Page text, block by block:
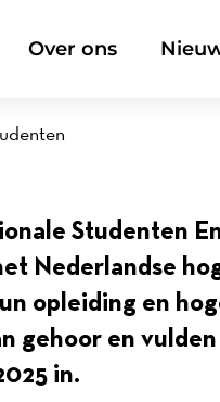
Over ons
Studenten
Nederlandse
opleiding en
gehoor en
in.